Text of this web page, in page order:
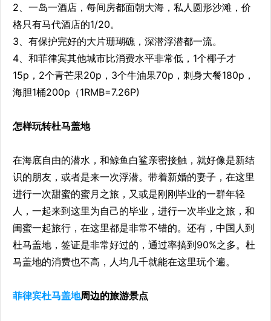
2、一岛一酒店，每间房都面朝大海，私人圆形沙滩，价
格只有马代酒店的1/20。
3、有保护完好的大片珊瑚礁，深潜浮潜都一流。
4、和菲律宾其他城市比消费水平非常低，1个椰子才
15p，2个青芒果20p，3个牛油果70p，刺身大餐180p，
海胆1桶200p（1RMB=7.26P)
怎样玩转杜马盖地
在海底自由的潜水，和鲸鱼白鲨亲密接触，就好像是新结
识的朋友，或者是来一次浮潜。带着新婚的妻子，在这里
进行一次甜蜜的蜜月之旅，又或是刚刚毕业的一群年轻
人，一起来到这里为自己的毕业，进行一次毕业之旅，和
闺蜜一起旅行，在这里都是非常不错的。还有，中国人到
杜马盖地，签证是非常好过的，通过率搞到90%之多。杜
马盖地的消费也不高，人均几千就能在这里玩个遍。
菲律宾杜马盖地周边的旅游景点